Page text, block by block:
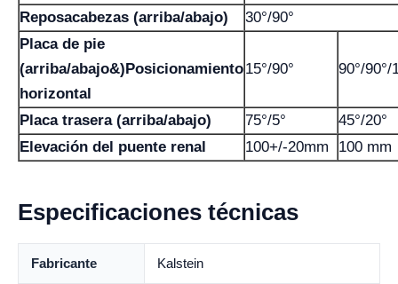
Reposacabezas (arriba/abajo)
30°/90°
Placa de pie
(arriba/abajo&)Posicionamiento
horizontal
15°/90° 90°/90°/
Placa trasera (arriba/abajo) 75°/5°
45°/20°
Elevación del puente renal
100+/-20mm 100 mm
Especificaciones técnicas
Fabricante Kalstein